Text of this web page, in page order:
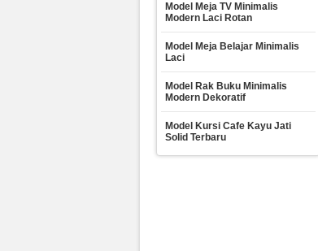
Model Meja TV Minimalis
Modern Laci Rotan
Model Meja Belajar Minimalis
Laci
Model Rak Buku Minimalis
Modern Dekoratif
Model Kursi Cafe Kayu Jati
Solid Terbaru